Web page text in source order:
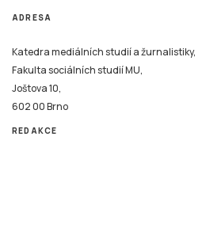
ADRESA
Katedra mediálních studií a žurnalistiky,
Fakulta sociálních studií MU,
Joštova 10,
602 00 Brno
REDAKCE